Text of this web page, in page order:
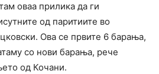
оваа прилика да ги
од паритиите во
Ова се првите 6 барања,
со нови барања, рече
од Кочани.